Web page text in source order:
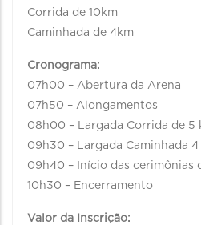
Corrida de 10km
Caminhada de 4km
Cronograma:
07h00 – Abertura da Arena
07h50 – Alongamentos
08h00 – Largada Corrida de 5
09h30 – Largada Caminhada 4
09h40 – Início das cerimônias
10h30 – Encerramento
Valor da Inscrição: